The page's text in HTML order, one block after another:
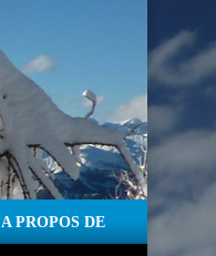
A PROPOS DE